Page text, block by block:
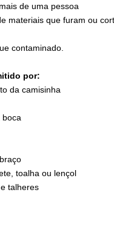
de uma pessoa
materiais que furam ou
contaminado.
por:
da camisinha
boca
toalha ou lençol
talheres